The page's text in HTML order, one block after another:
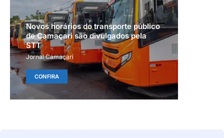
Novos horários do transporte público
de Camaçari são divulgados pela
STT
Jornal Camaçari
CONFIRA